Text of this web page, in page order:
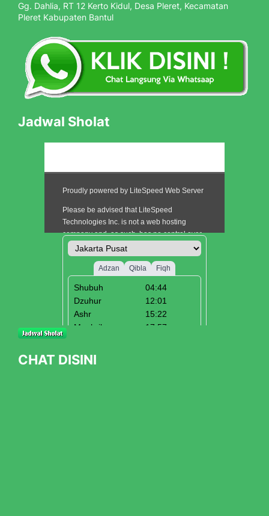
Gg. Dahlia, RT 12 Kerto Kidul, Desa Pleret, Kecamatan
Pleret Kabupaten Bantul
Jadwal Sholat
CHAT DISINI